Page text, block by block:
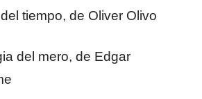
tiempo, de Oliver Olivo
del mero, de Edgar